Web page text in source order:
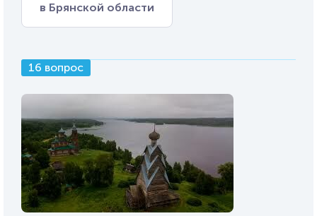
в Брянской области
16 вопрос